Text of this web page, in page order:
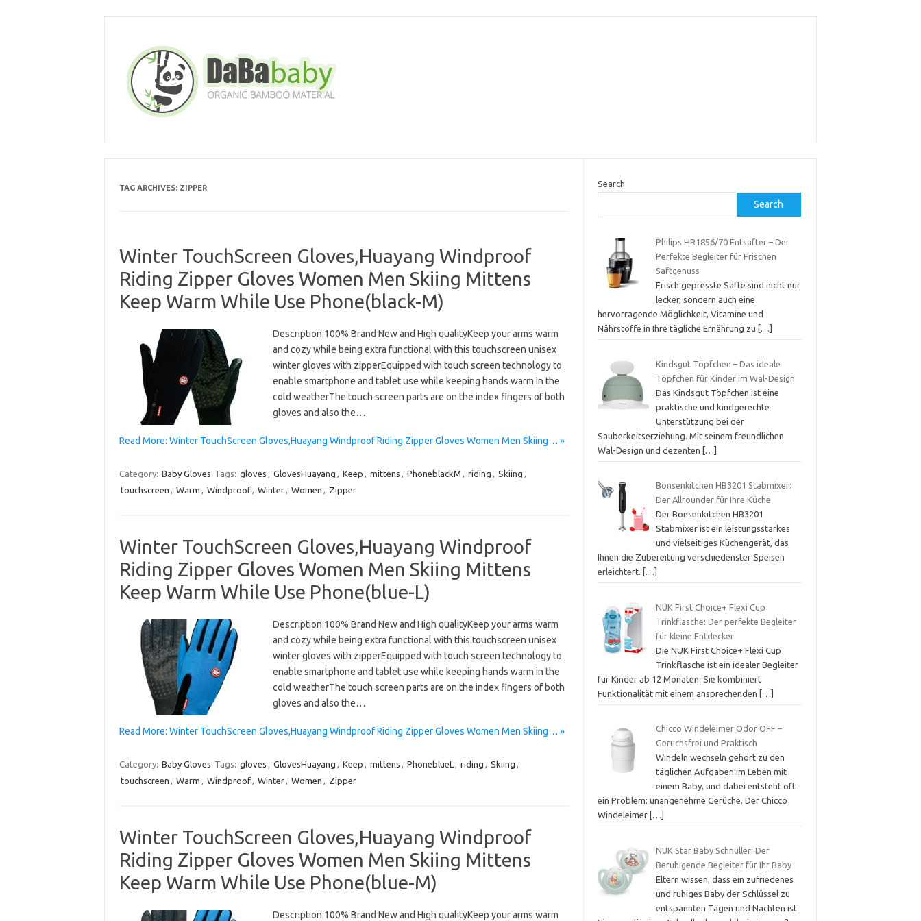
TAG ARCHIVES: ZIPPER
Winter TouchScreen Gloves,Huayang Windproof
Riding Zipper Gloves Women Men Skiing Mittens
Keep Warm While Use Phone(black-M)
Description:100% Brand New and High qualityKeep your arms warm
and cozy while being extra functional with this touchscreen unisex
winter gloves with zipperEquipped with touch screen technology to
enable smartphone and tablet use while keeping hands warm in the
cold weatherThe touch screen parts are on the index fingers of both
gloves and also the…
Read More: Winter TouchScreen Gloves,Huayang Windproof Riding Zipper Gloves Women Men Skiing… »
Category: Baby Gloves Tags: gloves , GlovesHuayang , Keep , mittens , PhoneblackM , riding , Skiing ,
touchscreen , Warm , Windproof, Winter, Women , Zipper
Winter TouchScreen Gloves,Huayang Windproof
Riding Zipper Gloves Women Men Skiing Mittens
Keep Warm While Use Phone(blue-L)
Description:100% Brand New and High qualityKeep your arms warm
and cozy while being extra functional with this touchscreen unisex
winter gloves with zipperEquipped with touch screen technology to
enable smartphone and tablet use while keeping hands warm in the
cold weatherThe touch screen parts are on the index fingers of both
gloves and also the…
Read More: Winter TouchScreen Gloves,Huayang Windproof Riding Zipper Gloves Women Men Skiing… »
Category: Baby Gloves Tags: gloves , GlovesHuayang , Keep , mittens , PhoneblueL , riding , Skiing ,
touchscreen , Warm , Windproof, Winter, Women , Zipper
Winter TouchScreen Gloves,Huayang Windproof
Riding Zipper Gloves Women Men Skiing Mittens
Keep Warm While Use Phone(blue-M)
Description:100% Brand New and High qualityKeep your arms warm
Search
Search
Philips HR1856/70 Entsafter – Der
Perfekte Begleiter für Frischen
Saftgenuss
Frisch gepresste Säfte sind nicht nur
lecker, sondern auch eine
hervorragende Möglichkeit, Vitamine und
Nährstoffe in Ihre tägliche Ernährung zu
[…]
Kindsgut Töpfchen – Das ideale
Töpfchen für Kinder im Wal-Design
Das Kindsgut Töpfchen ist eine
praktische und kindgerechte
Unterstützung bei der
Sauberkeitserziehung. Mit seinem freundlichen
Wal-Design und dezenten […]
Bonsenkitchen HB3201 Stabmixer:
Der Allrounder für Ihre Küche
Der Bonsenkitchen HB3201
Stabmixer ist ein leistungsstarkes
und vielseitiges Küchengerät, das
Ihnen die Zubereitung verschiedenster Speisen
erleichtert.
[…]
NUK First Choice+ Flexi Cup
Trinkflasche: Der perfekte Begleiter
für kleine Entdecker
Die NUK First Choice+ Flexi Cup
Trinkflasche ist ein idealer Begleiter
für Kinder ab 12 Monaten. Sie kombiniert
Funktionalität mit einem ansprechenden […]
Chicco Windeleimer Odor OFF –
Geruchsfrei und Praktisch
Windeln wechseln gehört zu den
täglichen Aufgaben im Leben mit
einem Baby, und dabei entsteht oft
ein Problem: unangenehme Gerüche. Der Chicco
Windeleimer […]
NUK Star Baby Schnuller: Der
Beruhigende Begleiter für Ihr Baby
Eltern wissen, dass ein zufriedenes
und ruhiges Baby der Schlüssel zu
entspannten Tagen und Nächten ist.